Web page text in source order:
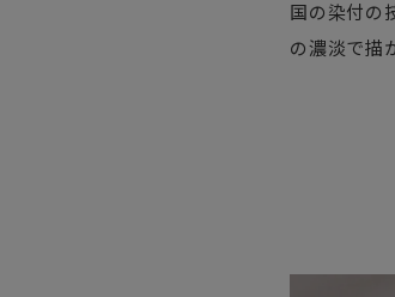
国の染付の
の濃淡で描